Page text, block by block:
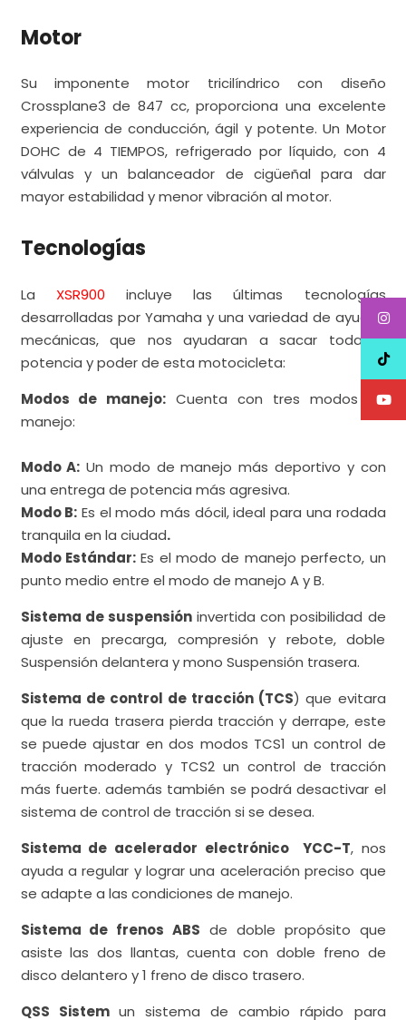
Motor
Su imponente motor tricilíndrico con diseño
Crossplane3 de 847 cc, proporciona una excelente
experiencia de conducción, ágil y potente. Un Motor
DOHC de 4 TIEMPOS, refrigerado por líquido, con 4
válvulas y un balanceador de cigüeñal para dar
mayor estabilidad y menor vibración al motor.
Tecnologías
La XSR900 incluye las últimas tecnologías
desarrolladas por Yamaha y una variedad de ayudas
mecánicas, que nos ayudaran a sacar toda la
potencia y poder de esta motocicleta:
Modos de manejo: Cuenta con tres modos de
manejo:
Modo A: Un modo de manejo más deportivo y con
una entrega de potencia más agresiva.
Modo B: Es el modo más dócil, ideal para una rodada
tranquila en la ciudad.
Modo Estándar:Es el modo de manejo perfecto, un
punto medio entre el modo de manejo A y B.
Sistema de suspensióninvertida con posibilidad de
ajuste en precarga, compresión y rebote, doble
Suspensión delantera y mono Suspensión trasera.
Sistema de control de tracción (TCS) que evitara
que la rueda trasera pierda tracción y derrape, este
se puede ajustar en dos modos TCS1 un control de
tracción moderado y TCS2 un control de tracción
más fuerte. además también se podrá desactivar el
sistema de control de tracción si se desea.
Sistema de acelerador electrónico YCC-T, nos
ayuda a regular y lograr una aceleración preciso que
se adapte a las condiciones de manejo.
Sistema de frenos ABS de doble propósito que
asiste las dos llantas, cuenta con doble freno de
disco delantero y 1 freno de disco trasero.
QSS Sistem un sistema de cambio rápido para